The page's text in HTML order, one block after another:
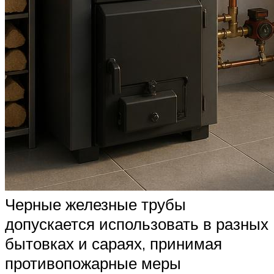
Черные железные трубы
допускается использовать в разных
бытовках и сараях, принимая
противопожарные меры